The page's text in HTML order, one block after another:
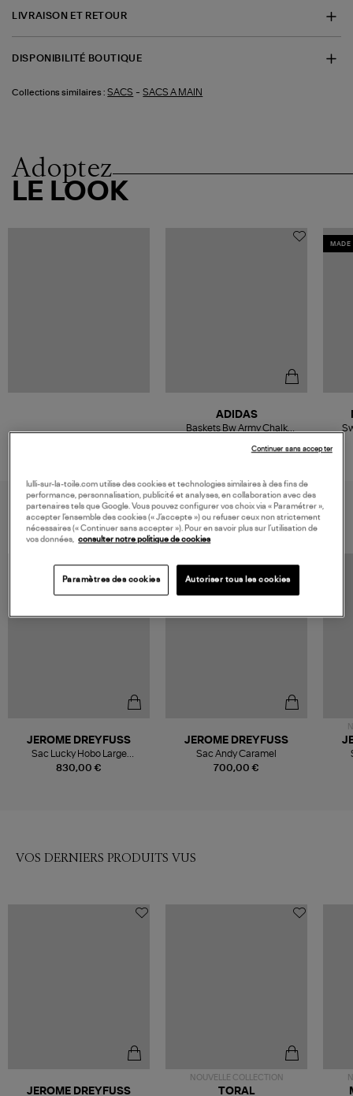
LIVRAISON ET RETOUR
DISPONIBILITÉ BOUTIQUE
Collections similaires : SACS -SACS A MAIN
Adoptez
LE LOOK
ADIDAS
Baskets Bw Army Chalk
MADE
VOUS AIMEREZ AUSSI
830,00 €
JEROME DREYFUSS
Sac Lucky Hobo Large
Caramel
700,00 €
JEROME DREYFUSS
Sac Andy Caramel
VOS DERNIERS PRODUITS VUS
JEROME DREYFUSS
NOUVELLE COLLECTION
TORAL
lulli-sur-la-toile.com utilise des cookies et technologies similaires à des fins de
performance, personnalisation, publicité et analyses, en collaboration avec des
partenaires tels que Google. Vous pouvez configurer vos choix via « Paramétrer »,
accepter l’ensemble des cookies (« J’accepte ») ou refuser ceux non strictement
nécessaires (« Continuer sans accepter »). Pour en savoir plus sur l’utilisation de
vos données, consulter notre politique de cookies
Paramètres des cookies Autoriser tous les cookies
Continuer sans accepter